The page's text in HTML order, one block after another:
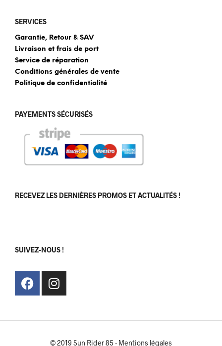
SERVICES
Garantie, Retour & SAV
Livraison et frais de port
Service de réparation
Conditions générales de vente
Politique de confidentialité
PAYEMENTS SÉCURISÉS
RECEVEZ LES DERNIÈRES PROMOS ET ACTUALITÉS !
SUIVEZ-NOUS !
© 2019 Sun Rider 85 - Mentions légales